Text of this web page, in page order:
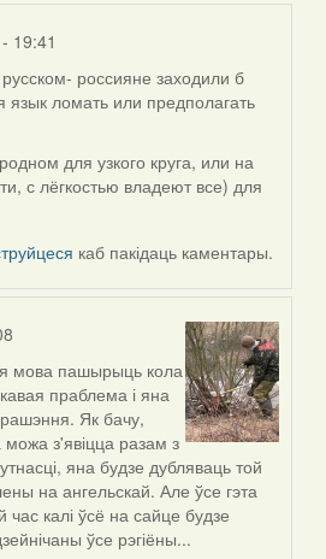
19:41
россияне заходили б
язык ломать или предполагать
для узкого круга, или на
с лёгкостью владеют все) для
каб пакідаць каментары.
мова пашырыць кола
праблема і яна
Як бачу,
можа з'явіцца разам з
яна будзе дубляваць той
на ангельскай. Але ўсе гэта
час калі ўсё на сайце будзе
ўсе рэгіёны...